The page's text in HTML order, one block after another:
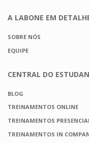
A LABONE EM
SOBRE NÓS
EQUIPE
CENTRAL DO
BLOG
TREINAMENTOS ONLINE
TREINAMENTOS
TREINAMENTOS IN